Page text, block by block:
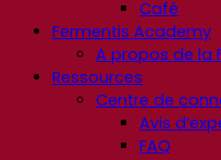
Café
Fermentis Academy
A propos de la
Ressources
Centre de
Avis
FAQ